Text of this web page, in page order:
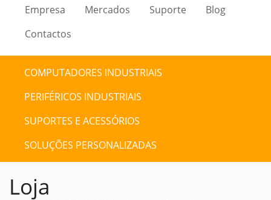
Empresa Mercados Suporte
Blog
Contactos
COMPUTADORES INDUSTRIAIS
PERIFÉRICOS INDUSTRIAIS
SUPORTES E ACESSÓRIOS
SOLUÇÕES PERSONALIZADAS
Loja